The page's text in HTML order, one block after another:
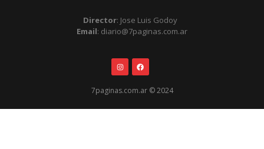
Director: Jose Luis Godoy
Email: diario@7paginas.com.ar
7paginas.com.ar © 2024